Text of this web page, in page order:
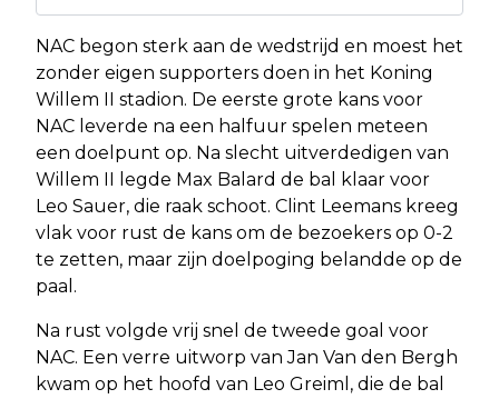
NAC begon sterk aan de wedstrijd en moest het
zonder eigen supporters doen in het Koning
Willem II stadion. De eerste grote kans voor
NAC leverde na een halfuur spelen meteen
een doelpunt op. Na slecht uitverdedigen van
Willem II legde Max Balard de bal klaar voor
Leo Sauer, die raak schoot. Clint Leemans kreeg
vlak voor rust de kans om de bezoekers op 0-2
te zetten, maar zijn doelpoging belandde op de
paal.
Na rust volgde vrij snel de tweede goal voor
NAC. Een verre uitworp van Jan Van den Bergh
kwam op het hoofd van Leo Greiml, die de bal